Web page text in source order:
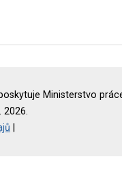
Ministerstvo
2026.